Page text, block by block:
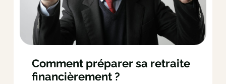
Comment préparer sa retraite
financièrement ?